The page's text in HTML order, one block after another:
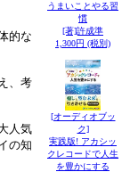
的な
、考
人気
の知
うまいことやる習
慣
[著]許成準
1,300円 (税別)
[オーディオブッ
ク]
実践版! アカシッ
クレコードで人生
を豊かにする